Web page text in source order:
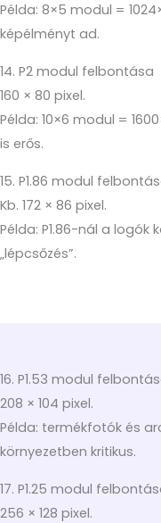
Példa: 8×5 modul =
képélményt ad.
14. P2 modul felbontása
160 × 80 pixel.
Példa: 10×6 modul =
is erős.
15. P1.86 modul
Kb. 172 × 86 pixel.
Példa: P1.86-nál a
„lépcsőzés”.
16. P1.53 modul
208 × 104 pixel.
Példa: termékfotók és
környezetben kritikus.
17. P1.25 modul
256 × 128 pixel.